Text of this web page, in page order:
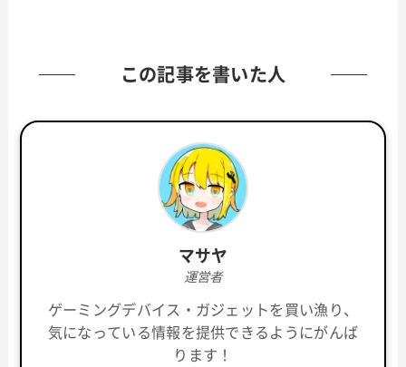
この記事を書いた人
マサヤ
運営者
ゲーミングデバイス・ガジェットを買い漁り、
気になっている情報を提供できるようにがんば
ります！